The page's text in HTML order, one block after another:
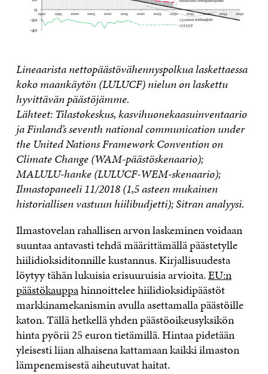
Lineaarista nettopäästövähennyspolkua laskettaessa
koko maankäytön (LULUCF) nielun on laskettu
hyvittävän päästöjämme.
Lähteet: Tilastokeskus, kasvihuonekaasuinventaario
ja Finland’s seventh national communication under
the United Nations Framework Convention on
Climate Change (WAM-päästöskenaario);
MALULU-hanke (LULUCF-WEM-skenaario);
Ilmastopaneeli 11/2018 (1,5 asteen mukainen
historiallisen vastuun hiilibudjetti); Sitran analyysi.
Ilmastovelan rahallisen arvon laskeminen voidaan
suuntaa antavasti tehdä määrittämällä päästetylle
hiilidioksiditonnille kustannus. Kirjallisuudesta
löytyy tähän lukuisia erisuuruisia arvioita.EU:n
päästökauppahinnoittelee hiilidioksidipäästöt
markkinamekanismin avulla asettamalla päästöille
katon. Tällä hetkellä yhden päästöoikeusyksikön
hinta pyörii 25 euron tietämillä. Hintaa pidetään
yleisesti liian alhaisena kattamaan kaikki ilmaston
lämpenemisestä aiheutuvat haitat.